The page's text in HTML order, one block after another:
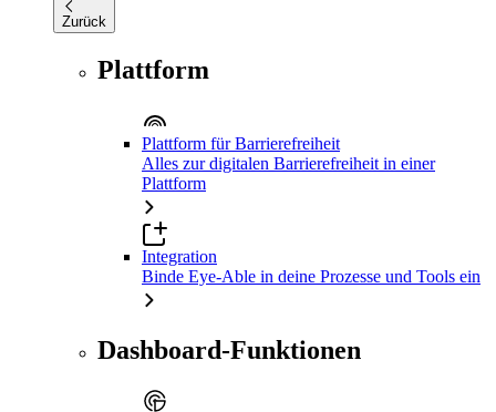
Zurück
Plattform
Plattform für Barrierefreiheit
Alles zur digitalen Barrierefreiheit in einer
Plattform
Integration
Binde Eye-Able in deine Prozesse und Tools ein
Dashboard-Funktionen